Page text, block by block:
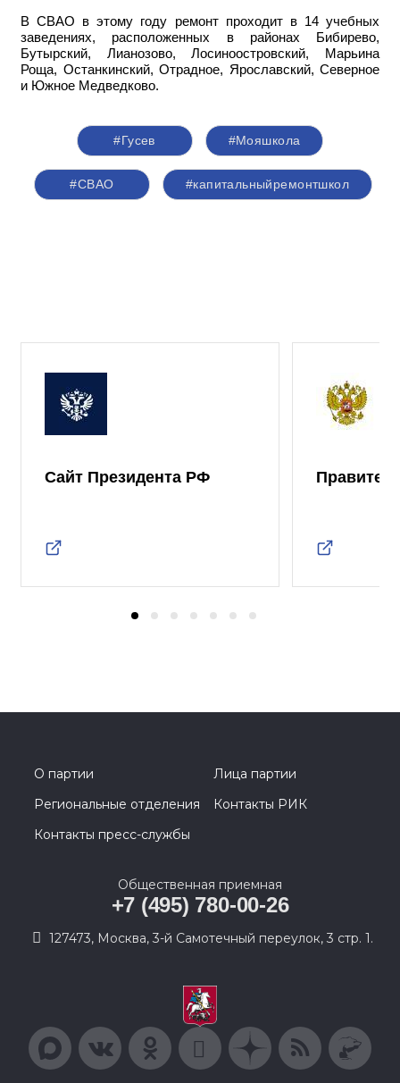
В СВАО в этому году ремонт проходит в 14 учебных
заведениях, расположенных в районах Бибирево,
Бутырский, Лианозово, Лосиноостровский, Марьина
Роща, Останкинский, Отрадное, Ярославский, Северное
и Южное Медведково.
#Гусев #Мояшкола
#СВАО #капитальныйремонтшкол
Сайт Президента РФ
О партии
Лица партии
Региональные отделения
Контакты РИК
Контакты пресс-службы
Общественная приемная
+7 (495) 780-00-26
127473, Москва, 3-й Самотечный переулок, 3 стр. 1.